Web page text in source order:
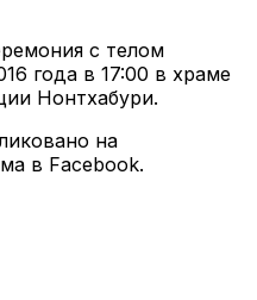
с телом
года в 17:00 в храме
Нонтхабури.
на
в Facebook.